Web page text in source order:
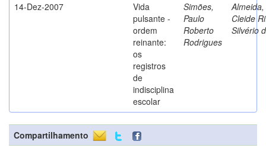
14-Dez-2007
Vida
pulsante -
ordem
reinante:
os
registros
de
indisciplina
escolar
Simões,
Paulo
Roberto
Rodrigues
Almeida,
Cleide
Silvério
Compartilhamento